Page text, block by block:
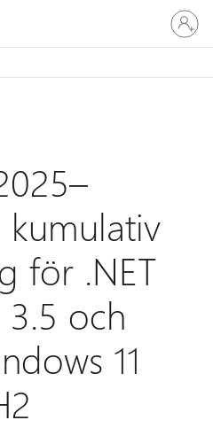
Logga
in
på
konto
kumulativ
för .NET
och
11